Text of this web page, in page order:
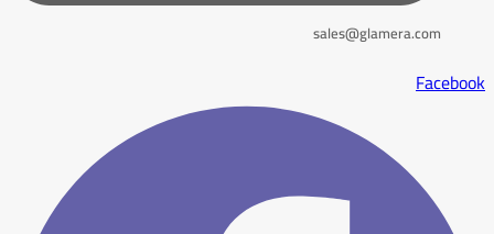
sales@glamera.com
Facebook